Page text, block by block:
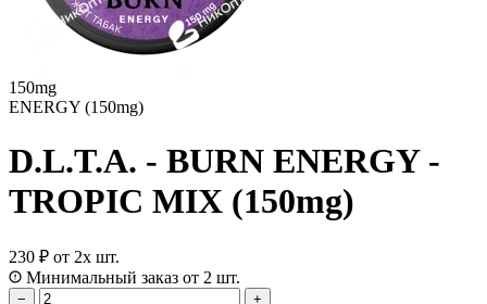
150mg
ENERGY (150mg)
D.L.T.A. - BURN ENERGY -
TROPIC MIX (150mg)
230 ₽ от 2х шт.
Минимальный заказ от 2 шт.
−
+